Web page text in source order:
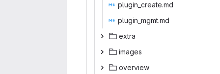
plugin_c‎reate.md‎
plugin_ ‎mgmt.md‎
ex‎tra‎
ima‎ges‎
over‎view‎